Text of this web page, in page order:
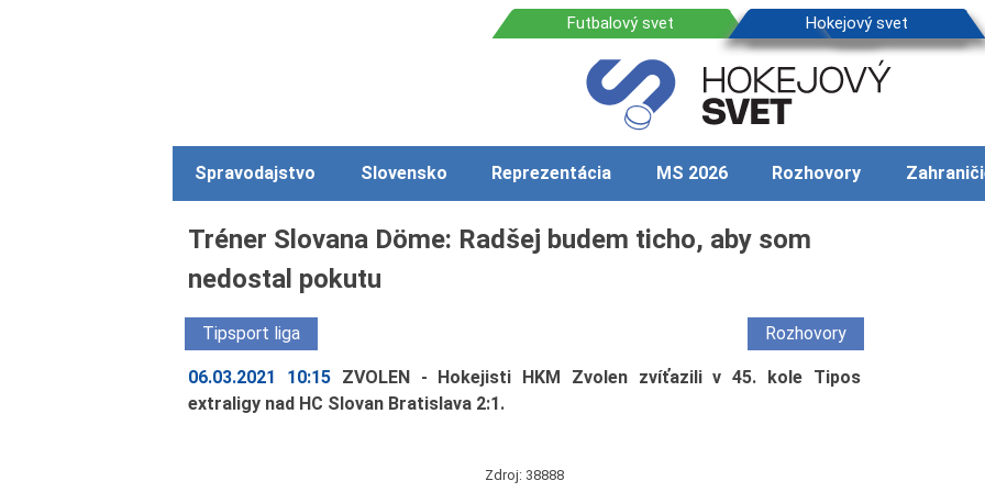
Spravodajstvo Slovensko Reprezentácia MS 2026 Rozhovory
Tréner Slovana Döme: Radšej budem ticho, aby som
nedostal pokutu
Tipsport liga Rozhovory
06.03.2021 10:15 ZVOLEN - Hokejisti HKM Zvolen zvíťazili v 45. kole Tipos
extraligy nad HC Slovan Bratislava 2:1.
Zdroj: 38888